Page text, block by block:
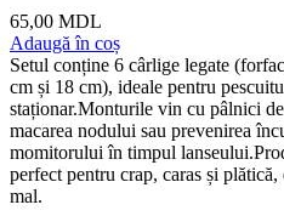
65,00 MDL
Adaugă în coș
Setul conține 6 cârlige legate
cm și 18 cm), ideale pentru
staționar.Monturile vin cu pâlnici
macarea nodului sau prevenirea
momitorului în timpul
perfect pentru crap, caras și
mal.